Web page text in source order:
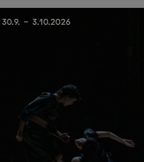
30.9. - 3.10.2026